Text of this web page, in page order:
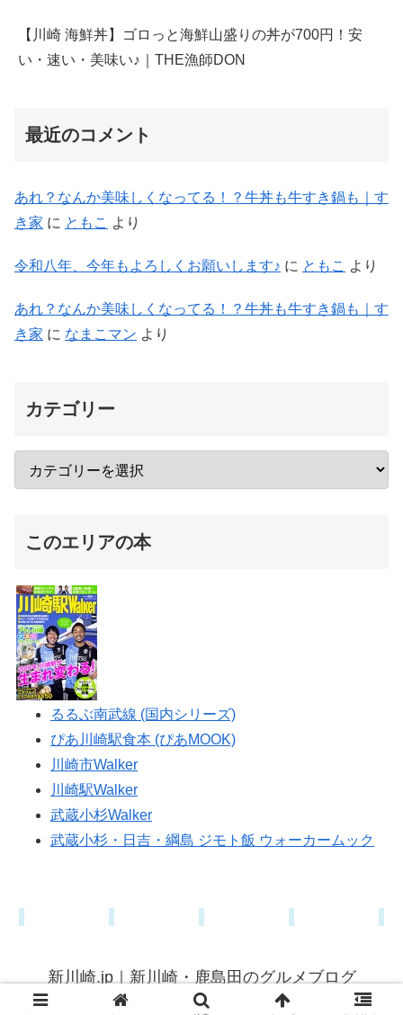
【川崎 海鮮丼】ゴロっと海鮮山盛りの丼が700円！安
い・速い・美味い♪｜THE漁師DON
最近のコメント
あれ？なんか美味しくなってる！？牛丼も牛すき鍋も｜す
き家 に ともこ より
令和八年、今年もよろしくお願いします♪ に ともこ より
あれ？なんか美味しくなってる！？牛丼も牛すき鍋も｜す
き家 に なまこマン より
カテゴリー
このエリアの本
るるぶ南武線 (国内シリーズ)
ぴあ川崎駅食本 (ぴあMOOK)
川崎市Walker
川崎駅Walker
武蔵小杉Walker
武蔵小杉・日吉・綱島 ジモト飯 ウォーカームック
新川崎.jp｜新川崎・鹿島田のグルメブログ
© 2015 新川崎.jp｜新川崎・鹿島田のグルメブログ.